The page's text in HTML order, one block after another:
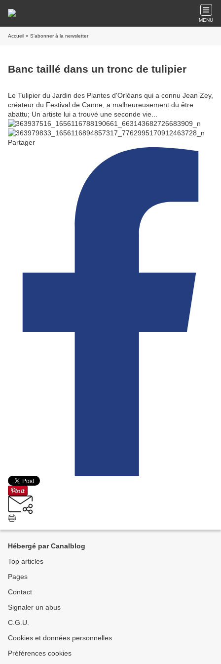
MENU
Accueil » S'abonner à la newsletter
Banc taillé dans un tronc de tulipier
Le Tulipier du Jardin des Plantes d'Orléans qui a connu Jean Zey,
créateur du Festival de Canne, a malheureusement du être
abattu; Un artiste lui a trouvé une seconde vie...
Partager
Hébergé par Canalblog
Top articles
Pages
Contact
Signaler un abus
C.G.U.
Cookies et données personnelles
Préférences cookies